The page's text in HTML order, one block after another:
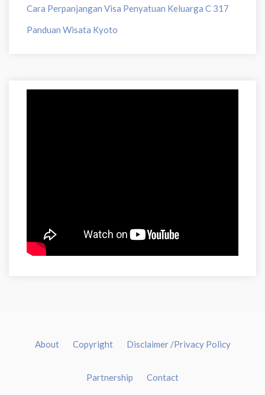
Cara Perpanjangan Visa Penyatuan Keluarga C 317
Panduan Wisata Kyoto
About Copyright Disclaimer /Privacy Policy
Partnership Contact